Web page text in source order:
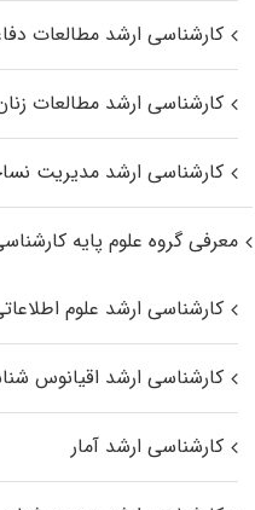
کارشناسی ارشد مطالعات
کارشناسی ارشد مطالعات
کارشناسی ارشد مدیریت
معرفی گروه علوم پایه
کارشناسی ارشد علوم
کارشناسی ارشد اقیانوس‌
کارشناسی ارشد آمار